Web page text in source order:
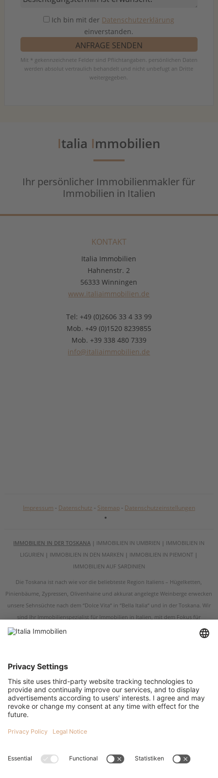
Ich bin mit der Datenschutzerklärung
einverstanden.
Mit * gekennzeichnete Felder sind Pflichtangaben. persönlichen Daten
werden absolut vertraulich behandelt und nicht unbefugt an Dritte
weitergegeben.
Italia Immobilien
Ihr persönlicher Immobilienmakler für
Immobilien in Italien
KONTAKT
Italia Immobilien
Hahnenstr. 2
56333 Winningen
www.italiaimmobilien.de
Tel: +49 (0)2606 33 4 33 99
Mob. +49 (0)1520 8239855
Mob. +39 338 480 7339
info@italiaimmobilien.de
Impressum - Datenschutz - Sitemap- Datenschutzeinstellungen
IMMOBILIEN IN DER TOSKANA | IMMOBILIEN IN UMBRIEN | IMMOBILIEN IN
LIGURIEN | IMMOBILIEN IN DEN MARKEN | IMMOBILIEN IN PIEMONT |
IMMOBILIEN AUF SARDINIEN
Die Toskana ist nach wie vor die beliebteste Region Italiens – Hügelketten,
Pinienbäume, Zypressen, Olivenhaine und akkurat angelegte Weinberge erwecken
unsere Sehnsüchte nach dem “Dolce Vita“ in “Bella Italia“ und in der Toskana. Wir
sind Ihr Immobilienspezialist für Immobilien in Italien, mit dem Fokus für
Immobilien in der Toskana und in Umbrien. Egal ob Sie ein renoviertes
Bauernhaus, eine restaurierungsbedürftige Ruine, eine historische Villa oder eine
um Immobilien in der Toskana und um Immobilien in Umbrien geht. Italia
Toskana, darunter Arezzo, Grosseto, Livorno, Pistoia, Prato sowie in den
Kulturstädten der Toskana Siena, Florenz, Pisa und Lucca. Die schönsten
Bauernhäuser in der Toskana finden Sie in der Süd-Toskana sowie in den wohl
Maremma. Was auch immer Sie für eine Immobilie in der Toskana suchen, wir
Häusern am Meer, Häusern am See, Wohnungen, Neubauprojekten und Anlage-